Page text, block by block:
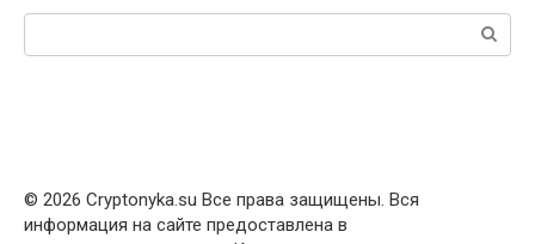
© 2026 Cryptonyka.su Все права защищены. Вся
информация на сайте предоставлена в